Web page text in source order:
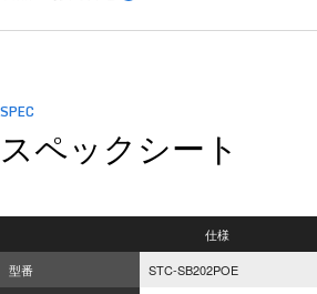
SPEC
スペックシート
仕様
型番
STC-SB202POE